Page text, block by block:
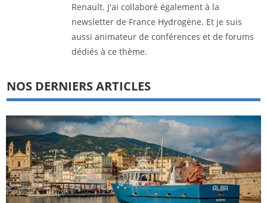
Renault. J'ai collaboré également à la
newsletter de France Hydrogène. Et je suis
aussi animateur de conférences et de forums
dédiés à ce thème.
NOS DERNIERS ARTICLES